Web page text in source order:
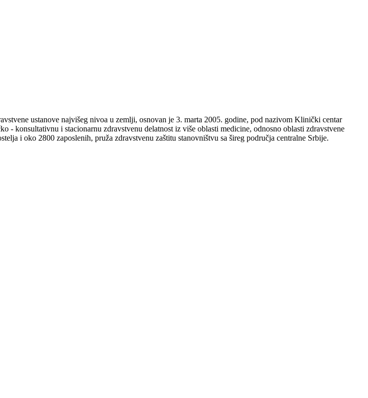
ustanove najvišeg nivoa u zemlji, osnovan je 3. marta 2005. godine, pod nazivom Klinički centar
konsultativnu i stacionarnu zdravstvenu delatnost iz više oblasti medicine, odnosno oblasti zdravstvene
i oko 2800 zaposlenih, pruža zdravstvenu zaštitu stanovništvu sa šireg područja centralne Srbije.